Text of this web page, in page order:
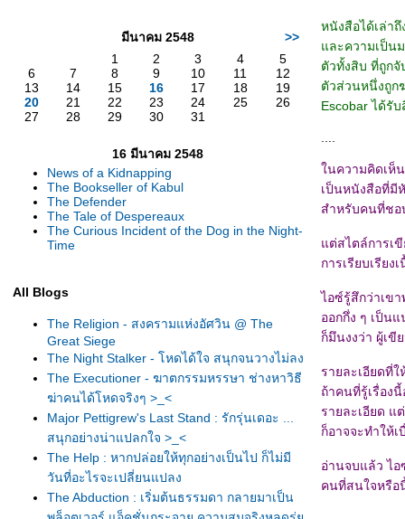
มีนาคม 2548
>>
1
2 3 4
5
6
7 8 9 10 11
12
13
14 15 16 17 18
19
20
21 22 23 24 25
26
27
28 29 30 31
16 มีนาคม 2548
News of a Kidnapping
The Bookseller of Kabul
The Defender
The Tale of Despereaux
The Curious Incident of the Dog in the Night-
Time
All Blogs
The Religion - สงครามแห่งอัศวิน @ The
Great Siege
The Night Stalker - โหดได้ใจ สนุกจนวางไม่ลง
The Executioner - ฆาตกรรมหรรษา ช่างหาวิธี
ฆ่าคนได้โหดจริงๆ >_<
Major Pettigrew's Last Stand : รักรุ่นเดอะ ...
สนุกอย่างน่าแปลกใจ >_<
The Help : หากปล่อยให้ทุกอย่างเป็นไป ก็ไม่มี
วันที่อะไรจะเปลี่ยนแปลง
The Abduction : เริ่มต้นธรรมดา กลายมาเป็น
หนังสือได้เล่า
ละความเป็นม
ตัวทั้งสิบ ที่ถูกจั
ตัวส่วนหนึ่งถูก
Escobar ได้รั
นความคิดเห็น
เป็นหนังสือที่มี
สำหรับคนที่ชอ
ต่สไตล์การเขี
การเรียบเรีย
ไอซ์รู้สึกว่าเข
ออกกึ่ง ๆ เป็น
ก็มึนงงว่า ผู้เขี
รายละเอียดที่
ถ้าคนที่รู้เรื่อง
รายละเอียด แ
ก็อาจจะทำให้
อ่านจบแล้ว ไอ
คนที่สนใจหรือ